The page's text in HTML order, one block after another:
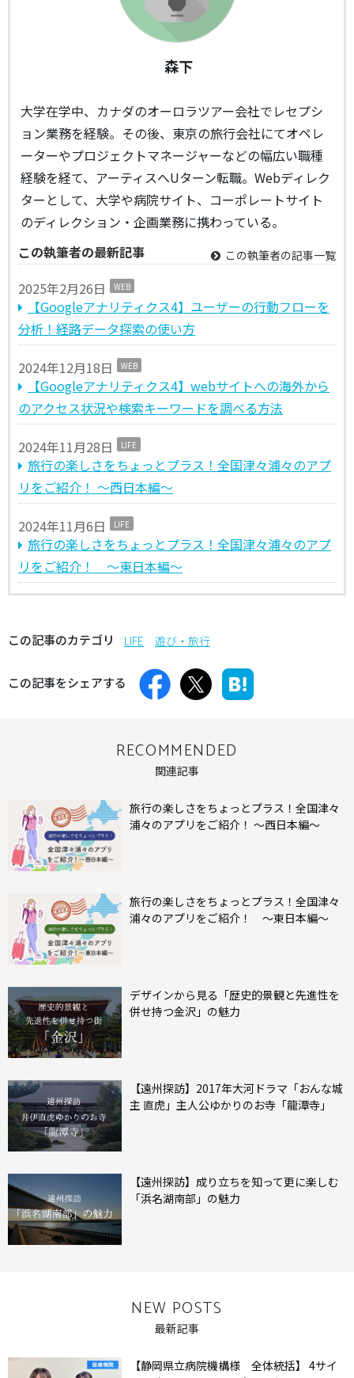
森下
大学在学中、カナダのオーロラツアー会社でレセプシ
ョン業務を経験。その後、東京の旅行会社にてオペレ
ーターやプロジェクトマネージャーなどの幅広い職種
経験を経て、アーティスへUターン転職。Webディレク
ターとして、大学や病院サイト、コーポレートサイト
のディレクション・企画業務に携わっている。
この執筆者の最新記事
この執筆者の記事一覧
2025年2月26日 WEB
【Googleアナリティクス4】ユーザーの行動フローを
分析！経路データ探索の使い方
2024年12月18日 WEB
【Googleアナリティクス4】webサイトへの海外から
のアクセス状況や検索キーワードを調べる方法
2024年11月28日 LIFE
旅行の楽しさをちょっとプラス！全国津々浦々のアプ
リをご紹介！ ～西日本編～
2024年11月6日 LIFE
旅行の楽しさをちょっとプラス！全国津々浦々のアプ
リをご紹介！ ～東日本編～
この記事のカテゴリ LIFE 遊び・旅行
この記事をシェアする
RECOMMENDED
関連記事
旅行の楽しさをちょっとプラス！全国津々
浦々のアプリをご紹介！ ～西日本編～
旅行の楽しさをちょっとプラス！全国津々
浦々のアプリをご紹介！ ～東日本編～
デザインから見る「歴史的景観と先進性を
併せ持つ金沢」の魅力
【遠州探訪】2017年大河ドラマ「おんな城
主 直虎」主人公ゆかりのお寺「龍潭寺」
【遠州探訪】成り立ちを知って更に楽しむ
「浜名湖南部」の魅力
NEW POSTS
最新記事
【静岡県立病院機構様 全体統括】 4サイ